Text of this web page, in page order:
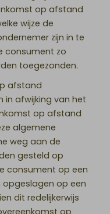
op afstand
wijze de
zijn in te
consument zo
toegezonden.
afstand
in afwijking van het
op afstand
algemene
weg aan de
gesteld op
consument op een
op een
dit redelijkerwijs